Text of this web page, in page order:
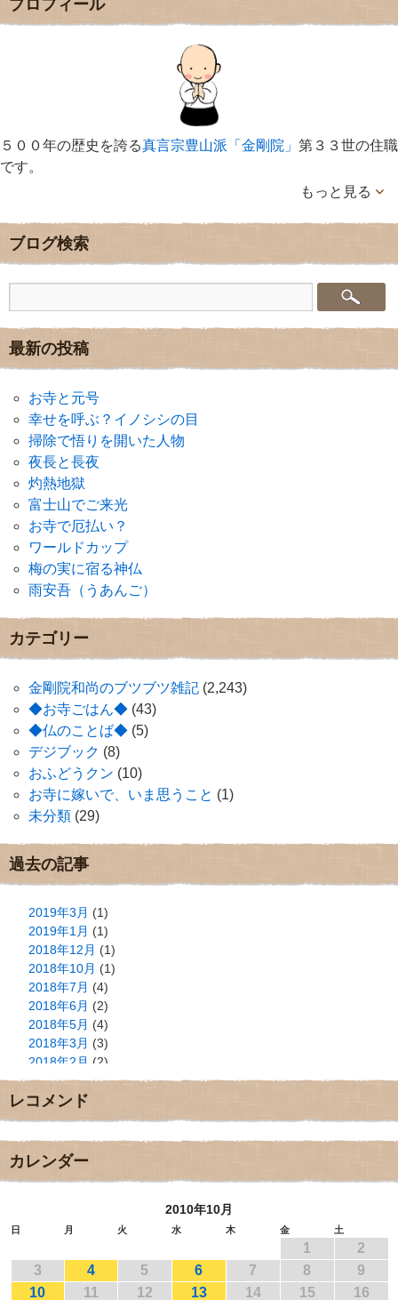
プロフィール
５００年の歴史を誇る真言宗豊山派「金剛院」 第３３世の住職
です。
もっと見る
ブログ検索
最新の投稿
お寺と元号
幸せを呼ぶ？イノシシの目
掃除で悟りを開いた人物
夜長と長夜
灼熱地獄
富士山でご来光
お寺で厄払い？
ワールドカップ
梅の実に宿る神仏
雨安吾（うあんご）
カテゴリー
金剛院和尚のブツブツ雑記 (2,243)
◆お寺ごはん◆ (43)
◆仏のことば◆ (5)
デジブック (8)
おふどうクン (10)
お寺に嫁いで、いま思うこと (1)
未分類 (29)
過去の記事
2019年3月 (1)
2019年1月 (1)
2018年12月 (1)
2018年10月 (1)
2018年7月 (4)
2018年6月 (2)
2018年5月 (4)
2018年3月 (3)
2018年2月 (2)
2018年1月(2)
2017年12月
2017年11月(3)
2017年9月
2017年8月
2017年5月
2017年3月(1)
2017年2月(1)
レコメンド
カレンダー
2010年10月
日 月 火 水 木 金 土
1
2
3
4 5 6 7 8
9
10
11 12 13 14 15 16